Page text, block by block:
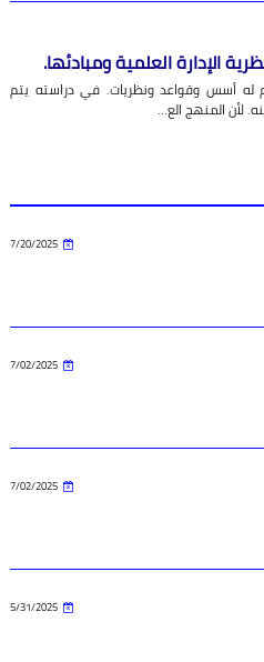
الإدارة العلمية ومبادئها.
له أسس وقواعد ونظريات. في دراسته يتم
لأن المنهج الع…
7/20/2025
7/02/2025
7/02/2025
5/31/2025